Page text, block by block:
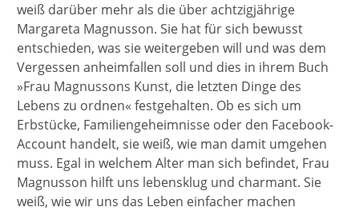
weiß darüber mehr als die über achtzigjährige
Margareta Magnusson. Sie hat für sich bewusst
entschieden, was sie weitergeben will und was dem
Vergessen anheimfallen soll und dies in ihrem Buch
»Frau Magnussons Kunst, die letzten Dinge des
Lebens zu ordnen« festgehalten. Ob es sich um
Erbstücke, Familiengeheimnisse oder den Facebook-
Account handelt, sie weiß, wie man damit umgehen
muss. Egal in welchem Alter man sich befindet, Frau
Magnusson hilft uns lebensklug und charmant. Sie
weiß, wie wir uns das Leben einfacher machen